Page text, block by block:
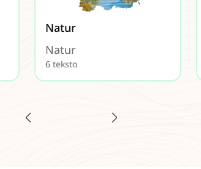
Natur
Natur
6 teksto